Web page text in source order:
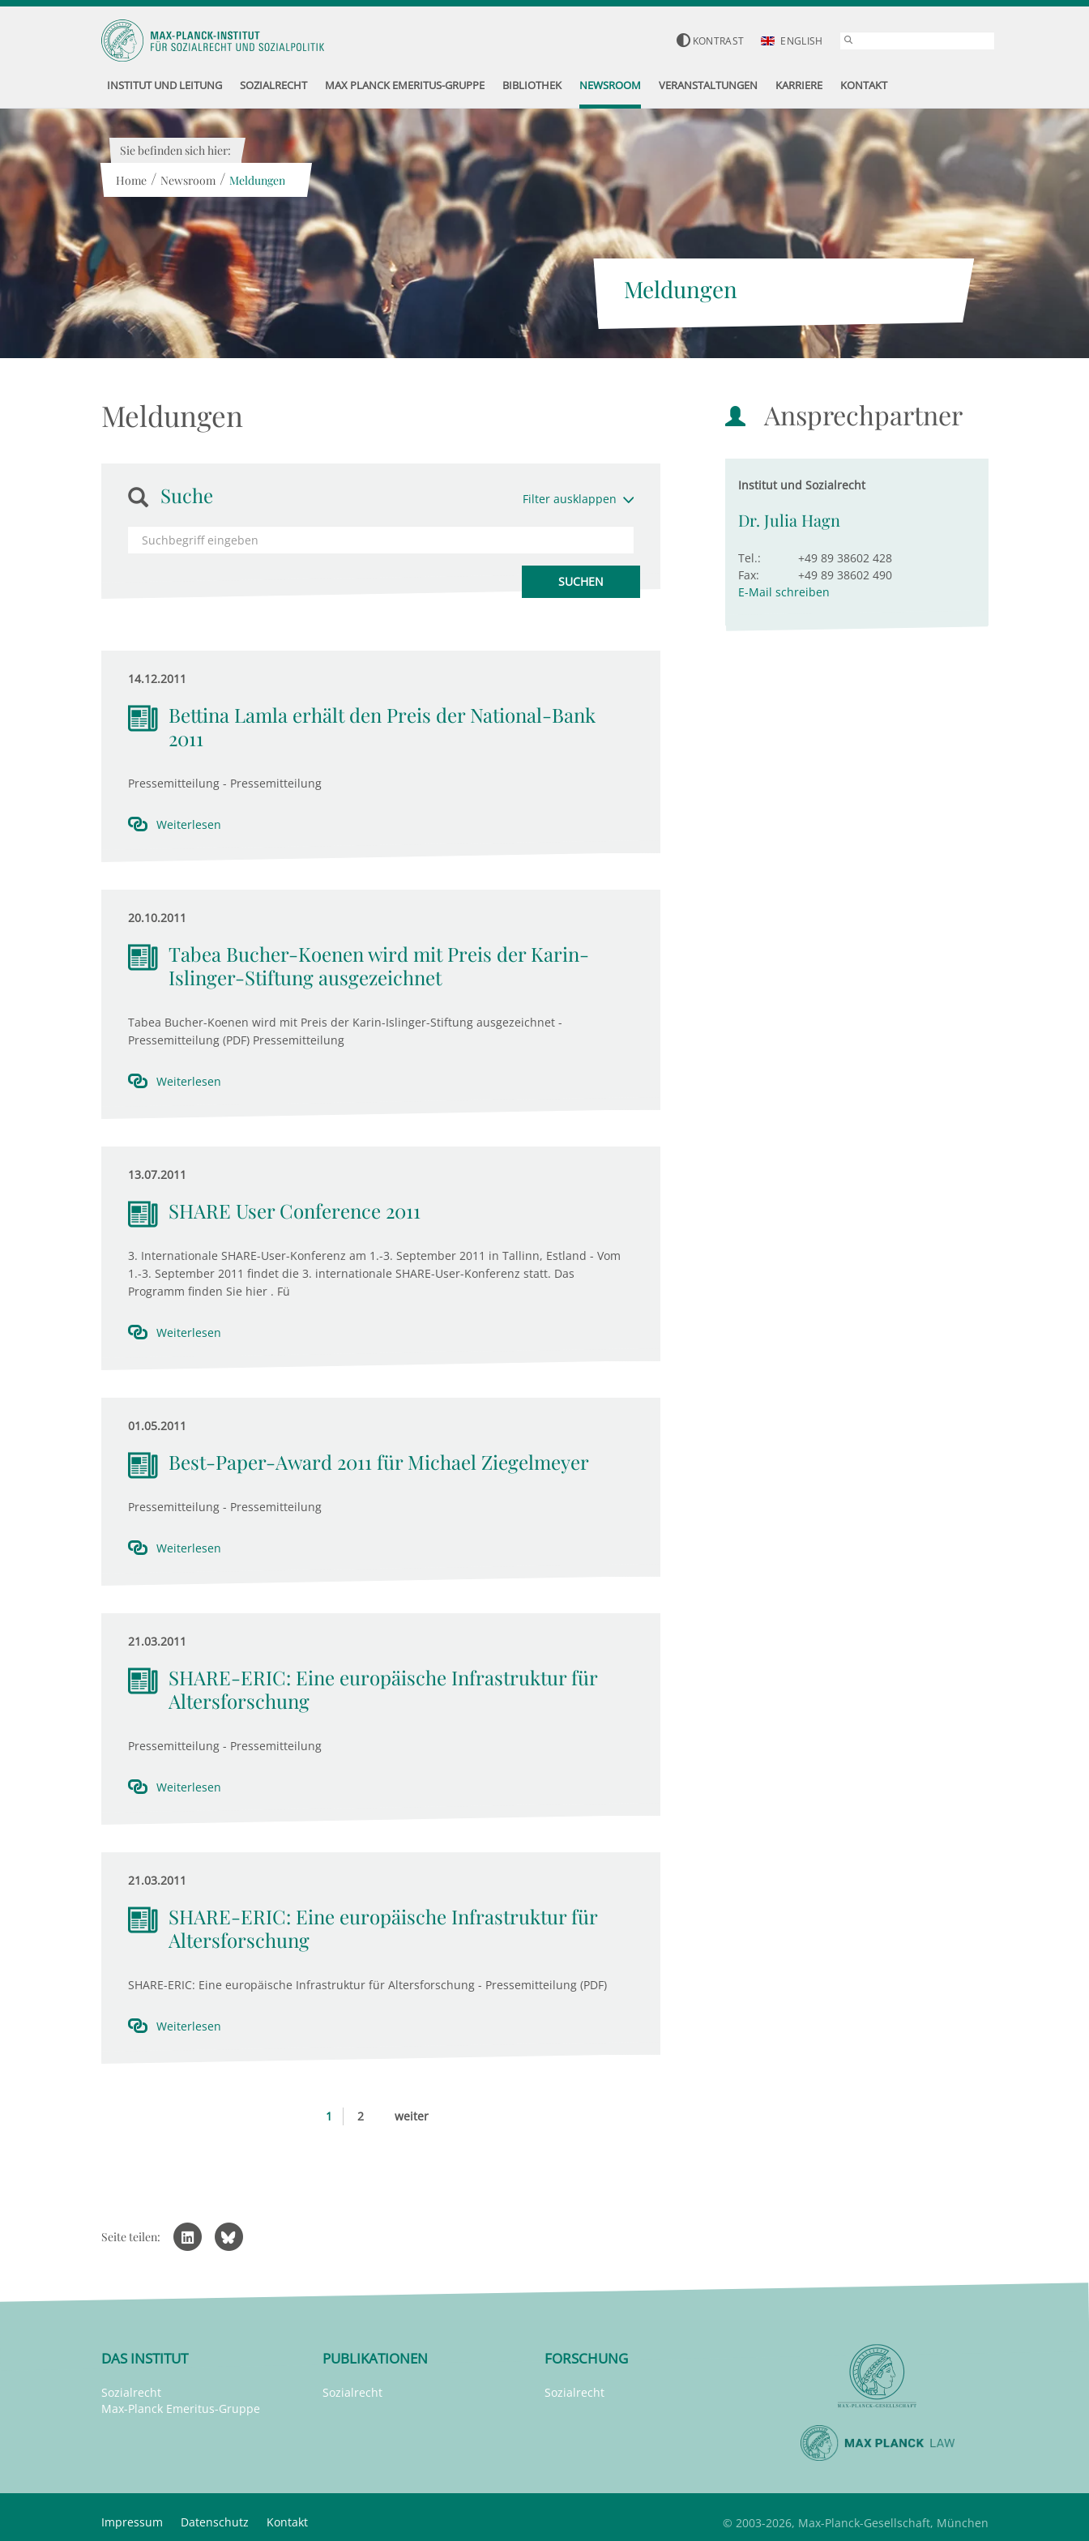
KONTRAST ENGLISH
INSTITUT UND LEITUNG SOZIALRECHT MAX PLANCK EMERITUS-GRUPPE BIBLIOTHEK NEWSROOM VERANSTALTUNGEN KARRIERE KONTAKT
Meldungen
Sie befinden sich hier:
Home / Newsroom / Meldungen
Meldungen
Suche Filter ausklappen
14.12.2011
Bettina Lamla erhält den Preis der National-Bank
2011
Pressemitteilung - Pressemitteilung
Weiterlesen
20.10.2011
Tabea Bucher-Koenen wird mit Preis der Karin-
Islinger-Stiftung ausgezeichnet
Tabea Bucher-Koenen wird mit Preis der Karin-Islinger-Stiftung ausgezeichnet -
Pressemitteilung (PDF) Pressemitteilung
Weiterlesen
13.07.2011
SHARE User Conference 2011
3. Internationale SHARE-User-Konferenz am 1.-3. September 2011 in Tallinn, Estland - Vom
1.-3. September 2011 findet die 3. internationale SHARE-User-Konferenz statt. Das
Programm finden Sie hier . Fü
Weiterlesen
01.05.2011
Best-Paper-Award 2011 für Michael Ziegelmeyer
Pressemitteilung - Pressemitteilung
Weiterlesen
21.03.2011
SHARE-ERIC: Eine europäische Infrastruktur für
Altersforschung
Pressemitteilung - Pressemitteilung
Weiterlesen
21.03.2011
SHARE-ERIC: Eine europäische Infrastruktur für
Altersforschung
SHARE-ERIC: Eine europäische Infrastruktur für Altersforschung - Pressemitteilung (PDF)
Weiterlesen
1 2 weiter
Ansprechpartner
Institut und Sozialrecht
Dr. Julia Hagn
Tel.:
+49 89 38602 428
Fax:
+49 89 38602 490
E-Mail schreiben
Seite teilen:
DAS INSTITUT
Sozialrecht
Max-Planck Emeritus-Gruppe
PUBLIKATIONEN
Sozialrecht
FORSCHUNG
Sozialrecht
Impressum Datenschutz Kontakt © 2003-2026, Max-Planck-Gesellschaft, München